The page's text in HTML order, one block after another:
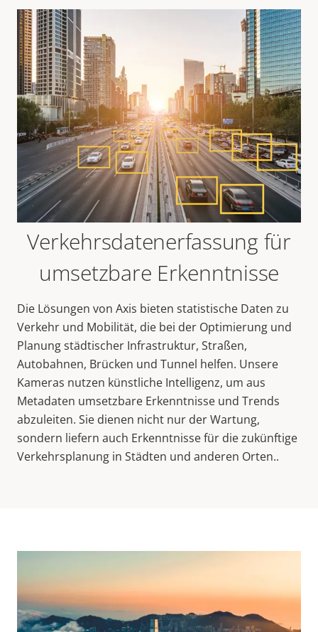
Verkehrsdatenerfassung für
umsetzbare Erkenntnisse
Die Lösungen von Axis bieten statistische Daten zu
Verkehr und Mobilität, die bei der Optimierung und
Planung städtischer Infrastruktur, Straßen,
Autobahnen, Brücken und Tunnel helfen. Unsere
Kameras nutzen künstliche Intelligenz, um aus
Metadaten umsetzbare Erkenntnisse und Trends
abzuleiten. Sie dienen nicht nur der Wartung,
sondern liefern auch Erkenntnisse für die zukünftige
Verkehrsplanung in Städten und anderen Orten..